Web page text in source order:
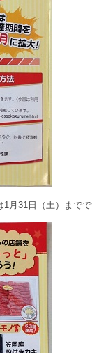
月31日（土）まで